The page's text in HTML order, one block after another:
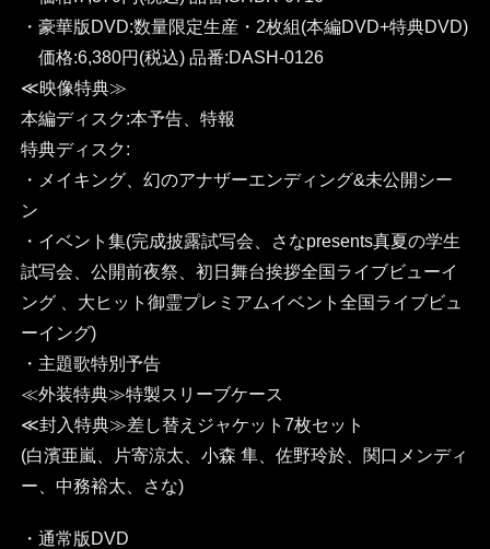
・豪華版DVD:数量限定生産・2枚組(本編DVD+特典DVD)
価格:6,380円(税込) 品番:DASH-0126
≪映像特典≫
本編ディスク:本予告、特報
特典ディスク:
・メイキング、幻のアナザーエンディング&未公開シー
ン
・イベント集(完成披露試写会、さなpresents真夏の学生
試写会、公開前夜祭、初日舞台挨拶全国ライブビューイ
ング 、大ヒット御霊プレミアムイベント全国ライブビュ
ーイング)
・主題歌特別予告
≪外装特典≫特製スリーブケース
≪封入特典≫差し替えジャケット7枚セット
(白濱亜嵐、片寄涼太、小森 隼、佐野玲於、関口メンディ
ー、中務裕太、さな)
・通常版DVD